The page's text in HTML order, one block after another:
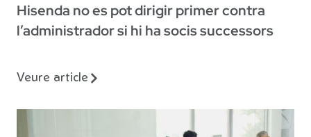
Hisenda no es pot dirigir primer contra
l’administrador si hi ha socis successors
Veure article